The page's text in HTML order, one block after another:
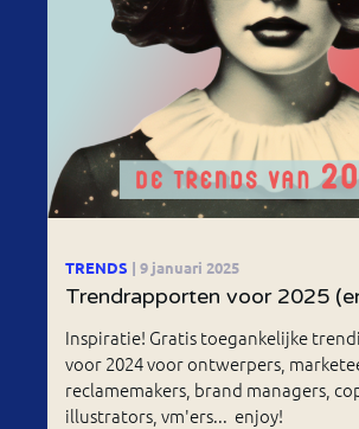
TRENDS | 9 januari 2025
Trendrapporten voor 2025
Inspiratie! Gratis toegankelijke
voor 2024 voor ontwerpers,
reclamemakers, brand managers,
illustrators, vm'ers... enjoy!